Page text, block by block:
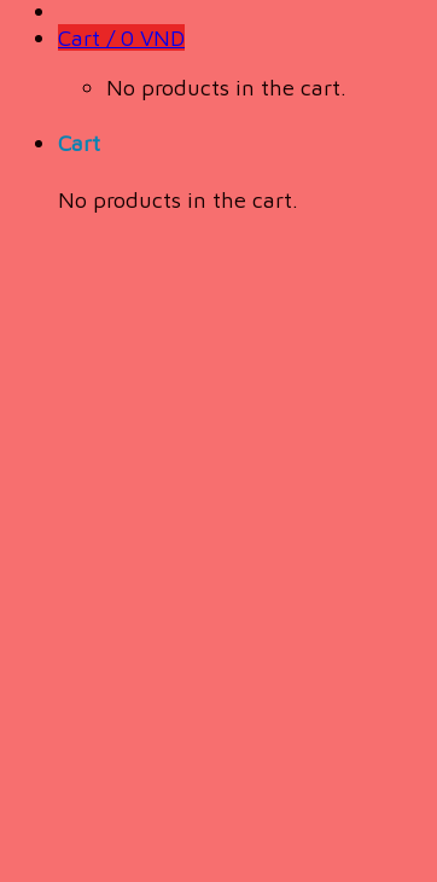
Cart /0 VND
No products in the cart.
Cart
No products in the cart.